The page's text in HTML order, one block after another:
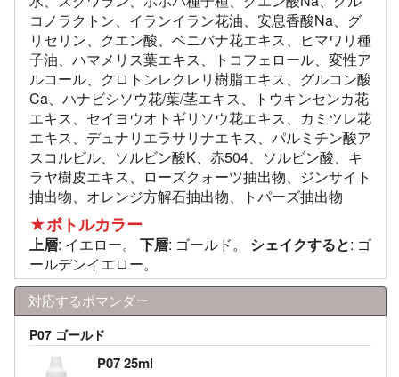
コノラクトン、イランイラン花油、安息香酸Na、グ
リセリン、クエン酸、ベニバナ花エキス、ヒマワリ種
子油、ハマメリス葉エキス、トコフェロール、変性ア
ルコール、クロトンレクレリ樹脂エキス、グルコン酸
Ca、ハナビシソウ花/葉/茎エキス、トウキンセンカ花
エキス、セイヨウオトギリソウ花エキス、カミツレ花
エキス、デュナリエラサリナエキス、パルミチン酸ア
スコルビル、ソルビン酸K、赤504、ソルビン酸、キ
ラヤ樹皮エキス、ローズクォーツ抽出物、ジンサイト
抽出物、オレンジ方解石抽出物、トパーズ抽出物
★ボトルカラー
上層: イエロー。 下層: ゴールド。 シェイクすると: ゴ
ールデンイエロー。
対応するポマンダー
P07 ゴールド
P07 25ml